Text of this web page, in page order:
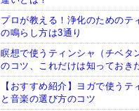
プロが教える！浄化のためのテ
の鳴らし方は3通り
瞑想で使うティンシャ（チベタ
のコツ、これだけは知っておき
【おすすめ紹介】ヨガで使うテ
と音楽の選び方のコツ